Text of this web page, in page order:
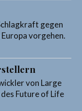
gegen
vorgehen.
von Large
Future of Life